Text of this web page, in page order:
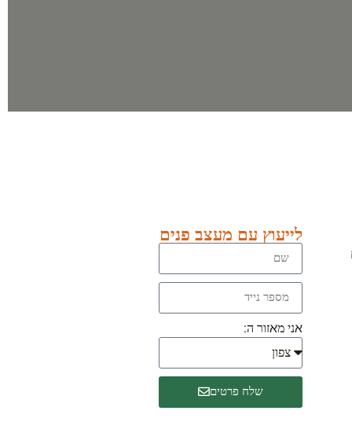
לייעוץ עם מעצב פנים
אני מאזור ה:
שלח פרטים